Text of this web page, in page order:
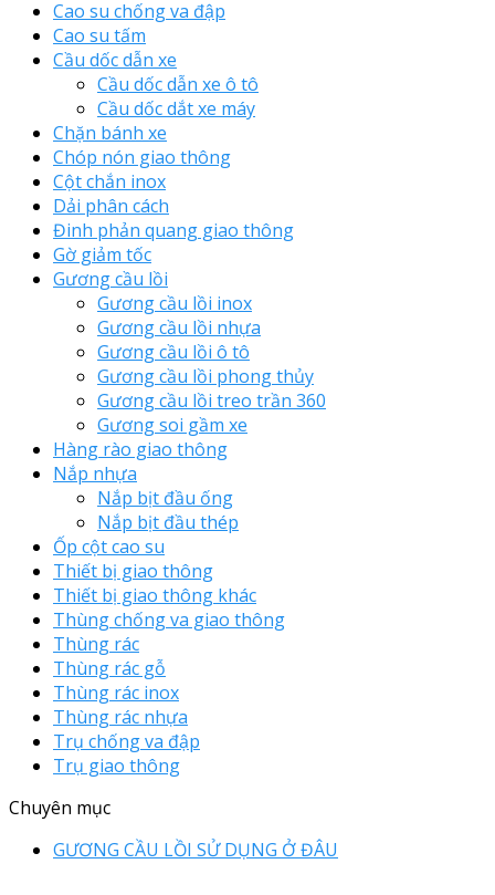
Cao su chống va đập
Cao su tấm
Cầu dốc dẫn xe
Cầu dốc dẫn xe ô tô
Cầu dốc dắt xe máy
Chặn bánh xe
Chóp nón giao thông
Cột chắn inox
Dải phân cách
Đinh phản quang giao thông
Gờ giảm tốc
Gương cầu lồi
Gương cầu lồi inox
Gương cầu lồi nhựa
Gương cầu lồi ô tô
Gương cầu lồi phong thủy
Gương cầu lồi treo trần 360
Gương soi gầm xe
Hàng rào giao thông
Nắp nhựa
Nắp bịt đầu ống
Nắp bịt đầu thép
Ốp cột cao su
Thiết bị giao thông
Thiết bị giao thông khác
Thùng chống va giao thông
Thùng rác
Thùng rác gỗ
Thùng rác inox
Thùng rác nhựa
Trụ chống va đập
Trụ giao thông
Chuyên mục
GƯƠNG CẦU LỒI SỬ DỤNG Ở ĐÂU